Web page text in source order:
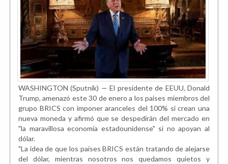
WASHINGTON (Sputnik) — El presidente de EEUU, Donald
Trump, amenazó este 30 de enero a los países miembros del
grupo BRICS con imponer aranceles del 100% si crean una
nueva moneda y afirmó que se despedirán del mercado en
"la maravillosa economía estadounidense" si no apoyan al
dólar.
"La idea de que los países BRICS están tratando de alejarse
del dólar, mientras nosotros nos quedamos quietos y